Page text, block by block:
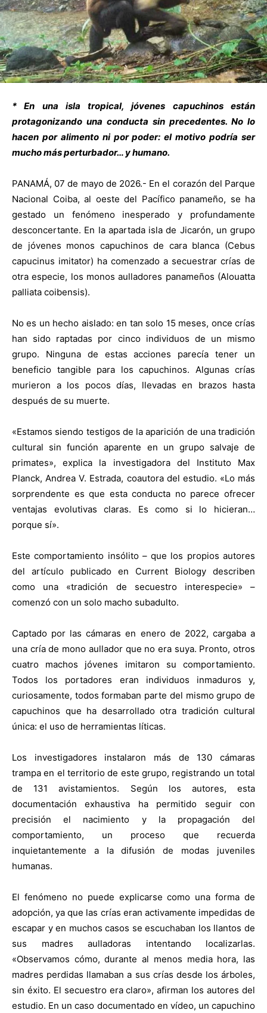
* En una isla tropical, jóvenes capuchinos están
protagonizando una conducta sin precedentes. No lo
hacen por alimento ni por poder: el motivo podría ser
mucho más perturbador… y humano.
PANAMÁ, 07 de mayo de 2026.- En el corazón del Parque
Nacional Coiba, al oeste del Pacífico panameño, se ha
gestado un fenómeno inesperado y profundamente
desconcertante. En la apartada isla de Jicarón, un grupo
de jóvenes monos capuchinos de cara blanca (Cebus
capucinus imitator) ha comenzado a secuestrar crías de
otra especie, los monos aulladores panameños (Alouatta
palliata coibensis).
No es un hecho aislado: en tan solo 15 meses, once crías
han sido raptadas por cinco individuos de un mismo
grupo. Ninguna de estas acciones parecía tener un
beneficio tangible para los capuchinos. Algunas crías
murieron a los pocos días, llevadas en brazos hasta
después de su muerte.
«Estamos siendo testigos de la aparición de una tradición
cultural sin función aparente en un grupo salvaje de
primates», explica la investigadora del Instituto Max
Planck, Andrea V. Estrada, coautora del estudio. «Lo más
sorprendente es que esta conducta no parece ofrecer
ventajas evolutivas claras. Es como si lo hicieran…
porque sí».
Este comportamiento insólito – que los propios autores
del artículo publicado en Current Biology describen
como una «tradición de secuestro interespecie» –
comenzó con un solo macho subadulto.
Captado por las cámaras en enero de 2022, cargaba a
una cría de mono aullador que no era suya. Pronto, otros
cuatro machos jóvenes imitaron su comportamiento.
Todos los portadores eran individuos inmaduros y,
curiosamente, todos formaban parte del mismo grupo de
capuchinos que ha desarrollado otra tradición cultural
única: el uso de herramientas líticas.
Los investigadores instalaron más de 130 cámaras
trampa en el territorio de este grupo, registrando un total
de 131 avistamientos. Según los autores, esta
documentación exhaustiva ha permitido seguir con
precisión el nacimiento y la propagación del
comportamiento, un proceso que recuerda
inquietantemente a la difusión de modas juveniles
humanas.
El fenómeno no puede explicarse como una forma de
adopción, ya que las crías eran activamente impedidas de
escapar y en muchos casos se escuchaban los llantos de
sus madres aulladoras intentando localizarlas.
«Observamos cómo, durante al menos media hora, las
madres perdidas llamaban a sus crías desde los árboles,
sin éxito. El secuestro era claro», afirman los autores del
estudio. En un caso documentado en vídeo, un capuchino